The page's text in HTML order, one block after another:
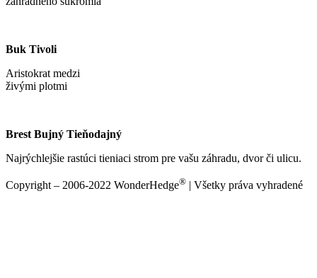
Buk Tivoli
Aristokrat medzi
živými plotmi
Brest Bujný Tieňodajný
Najrýchlejšie rastúci tieniaci strom pre vašu záhradu, dvor či ulicu.
Copyright – 2006-2022 WonderHedge® | Všetky práva vyhradené